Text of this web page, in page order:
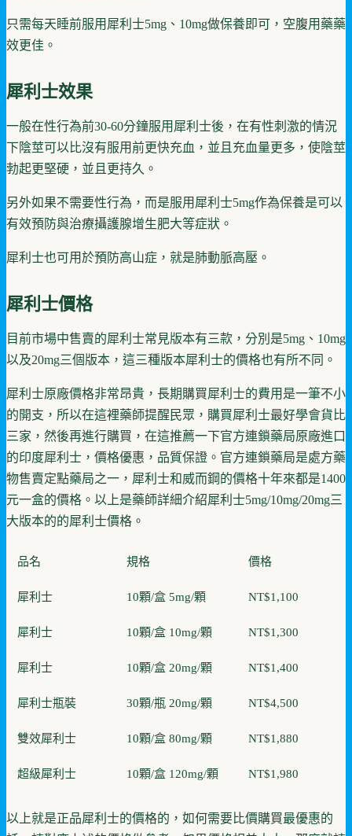
只需每天睡前服用犀利士5mg、10mg做保養即可，空腹用藥藥
效更佳。
犀利士效果
一般在性行為前30-60分鐘服用犀利士後，在有性刺激的情況
下陰莖可以比沒有服用前更快充血，並且充血量更多，使陰莖
勃起更堅硬，並且更持久。
另外如果不需要性行為，而是服用犀利士5mg作為保養是可以
有效預防與治療攝護腺增生肥大等症狀。
犀利士也可用於預防高山症，就是肺動脈高壓。
犀利士價格
目前市場中售賣的犀利士常見版本有三款，分別是5mg、10mg
以及20mg三個版本，這三種版本犀利士的價格也有所不同。
犀利士原廠價格非常昂貴，長期購買犀利士的費用是一筆不小
的開支，所以在這裡藥師提醒民眾，購買犀利士最好學會貨比
三家，然後再進行購買，在這推薦一下官方連鎖藥局原廠進口
的印度犀利士，價格優惠，品質保證。官方連鎖藥局是處方藥
物售賣定點藥局之一，犀利士和威而鋼的價格十年來都是1400
元一盒的價格。以上是藥師詳細介紹犀利士5mg/10mg/20mg三
大版本的的犀利士價格。
品名 規格 價格
犀利士 10顆/盒 5mg/顆 NT$1,100
犀利士 10顆/盒 10mg/顆 NT$1,300
犀利士 10顆/盒 20mg/顆 NT$1,400
犀利士瓶裝 30顆/瓶 20mg/顆 NT$4,500
雙效犀利士 10顆/盒 80mg/顆 NT$1,880
超級犀利士 10顆/盒 120mg/顆 NT$1,980
以上就是正品犀利士的價格的，如何需要比價購買最優惠的